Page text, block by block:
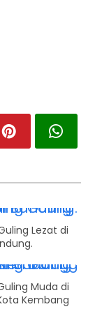
Lezat di
Muda di
Kembang